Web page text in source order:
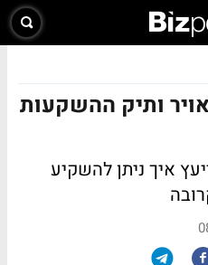
ותיק ההשקעות
איך ניתן להשקיע